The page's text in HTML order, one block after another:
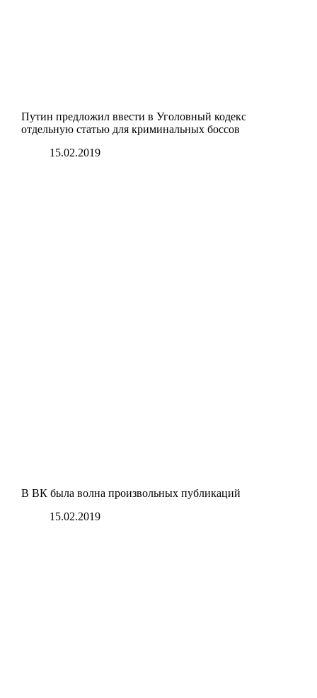
Путин предложил ввести в Уголовный кодекс
отдельную статью для криминальных боссов
15.02.2019
В ВК была волна произвольных публикаций
15.02.2019